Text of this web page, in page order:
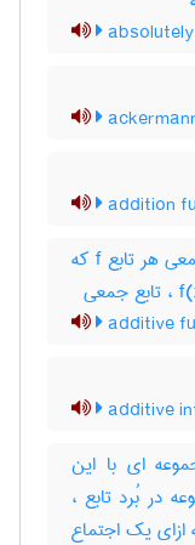
addition
تابع جمع پذیر ، تابع اضافی ، تابع جمعی هر تابع f که
additive
additive
ای با این
در بُرد تابع ،
تابع به ازای یک اجتماع